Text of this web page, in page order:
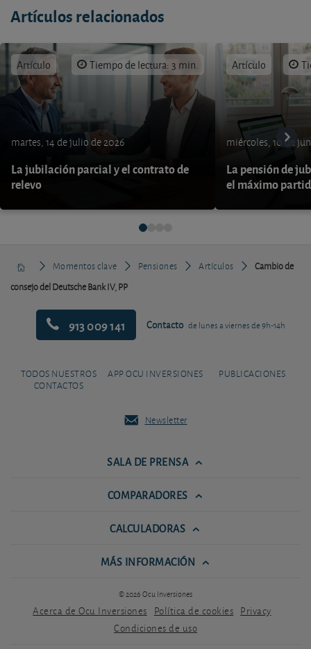
Artículos relacionados
Artículo Tiempo de lectura: 3 min.
martes, 14 de julio de 2026
La jubilación parcial y el contrato de
relevo
Artículo
miércoles, 10 de
La pensión de
el máximo
Momentos clave Pensiones Artículos
Cambio de
consejo del Deutsche Bank IV, PP
913 009 141 Contacto de lunes a viernes de 9h-14h
TODOS NUESTROS
CONTACTOS
APP OCU INVERSIONES PUBLICACIONES
Newsletter
SALA DE PRENSA
COMPARADORES
CALCULADORAS
MÁS INFORMACIÓN
© 2026 Ocu Inversiones
Acerca de Ocu Inversiones Política de cookies Privacy
Condiciones de uso